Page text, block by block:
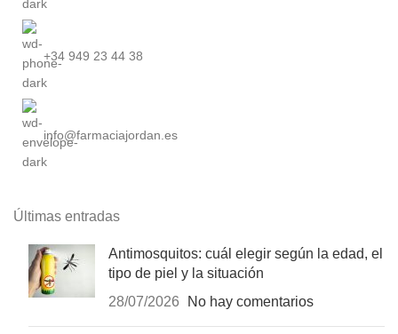
+34 949 23 44 38
info@farmaciajordan.es
Últimas entradas
Antimosquitos: cuál elegir según la edad, el
tipo de piel y la situación
28/07/2026
No hay comentarios